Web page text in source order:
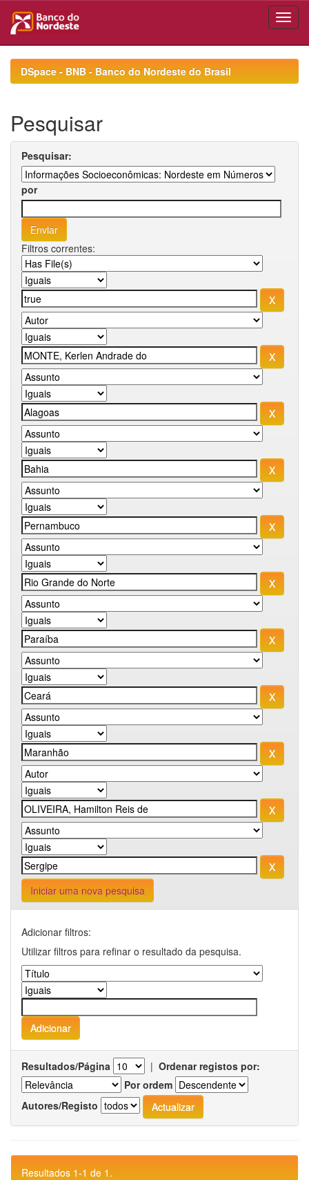
navigationDSpace - BNB - Banco do Nordeste do Brasil
Pesquisar
Pesquisar:
por
Filtros correntes:
Iniciar uma nova pesquisa
Adicionar filtros:
Utilizar filtros para refinar o resultado da pesquisa.
Resultados/Página | Ordenar registos por:
Por ordem
Autores/Registo
Resultados 1-1 de 1.